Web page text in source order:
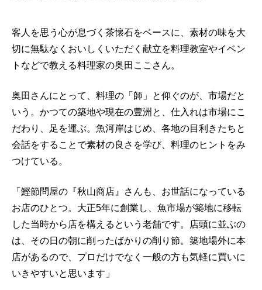
客人を思う心が息づく茶懐石をベースに、素材の味を大
切に無駄なくおいしくいただく献立を料理教室やイベン
トなどで教える料理家の奥田ここさん。
奥田さんにとって、料理の「師」と仰ぐのが、市場だと
いう。かつての築地や現在の豊洲と、仕入れは市場にこ
だわり、足を運ぶ。魚河岸はじめ、各地の目利きたちと
会話をすることで素材の良さを学び、料理のヒントをみ
つけている。
「鰹節問屋の『秋山商店』さんも、お世話になっている
お店のひとつ。大正5年に創業し、魚市場が築地に移転
した当時から店を構えるという老舗です。店頭に並ぶの
は、その日の朝に削ったばかりの削り節。築地場外に本
店があるので、プロだけでなく一般の方も気軽に買いに
いきやすいと思います」